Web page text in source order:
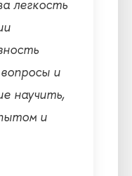
легкость
и
научить,
и